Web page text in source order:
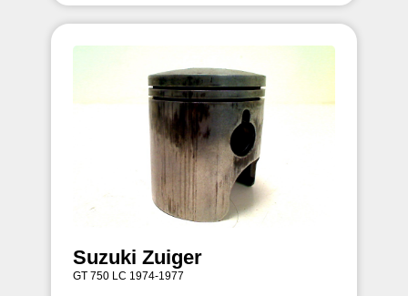
Suzuki Zuiger
GT 750 LC 1974-1977